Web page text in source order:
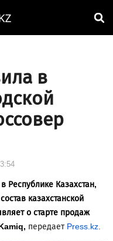
в
Казахстан,
казахстанской
о старте продаж
передает Press.kz.